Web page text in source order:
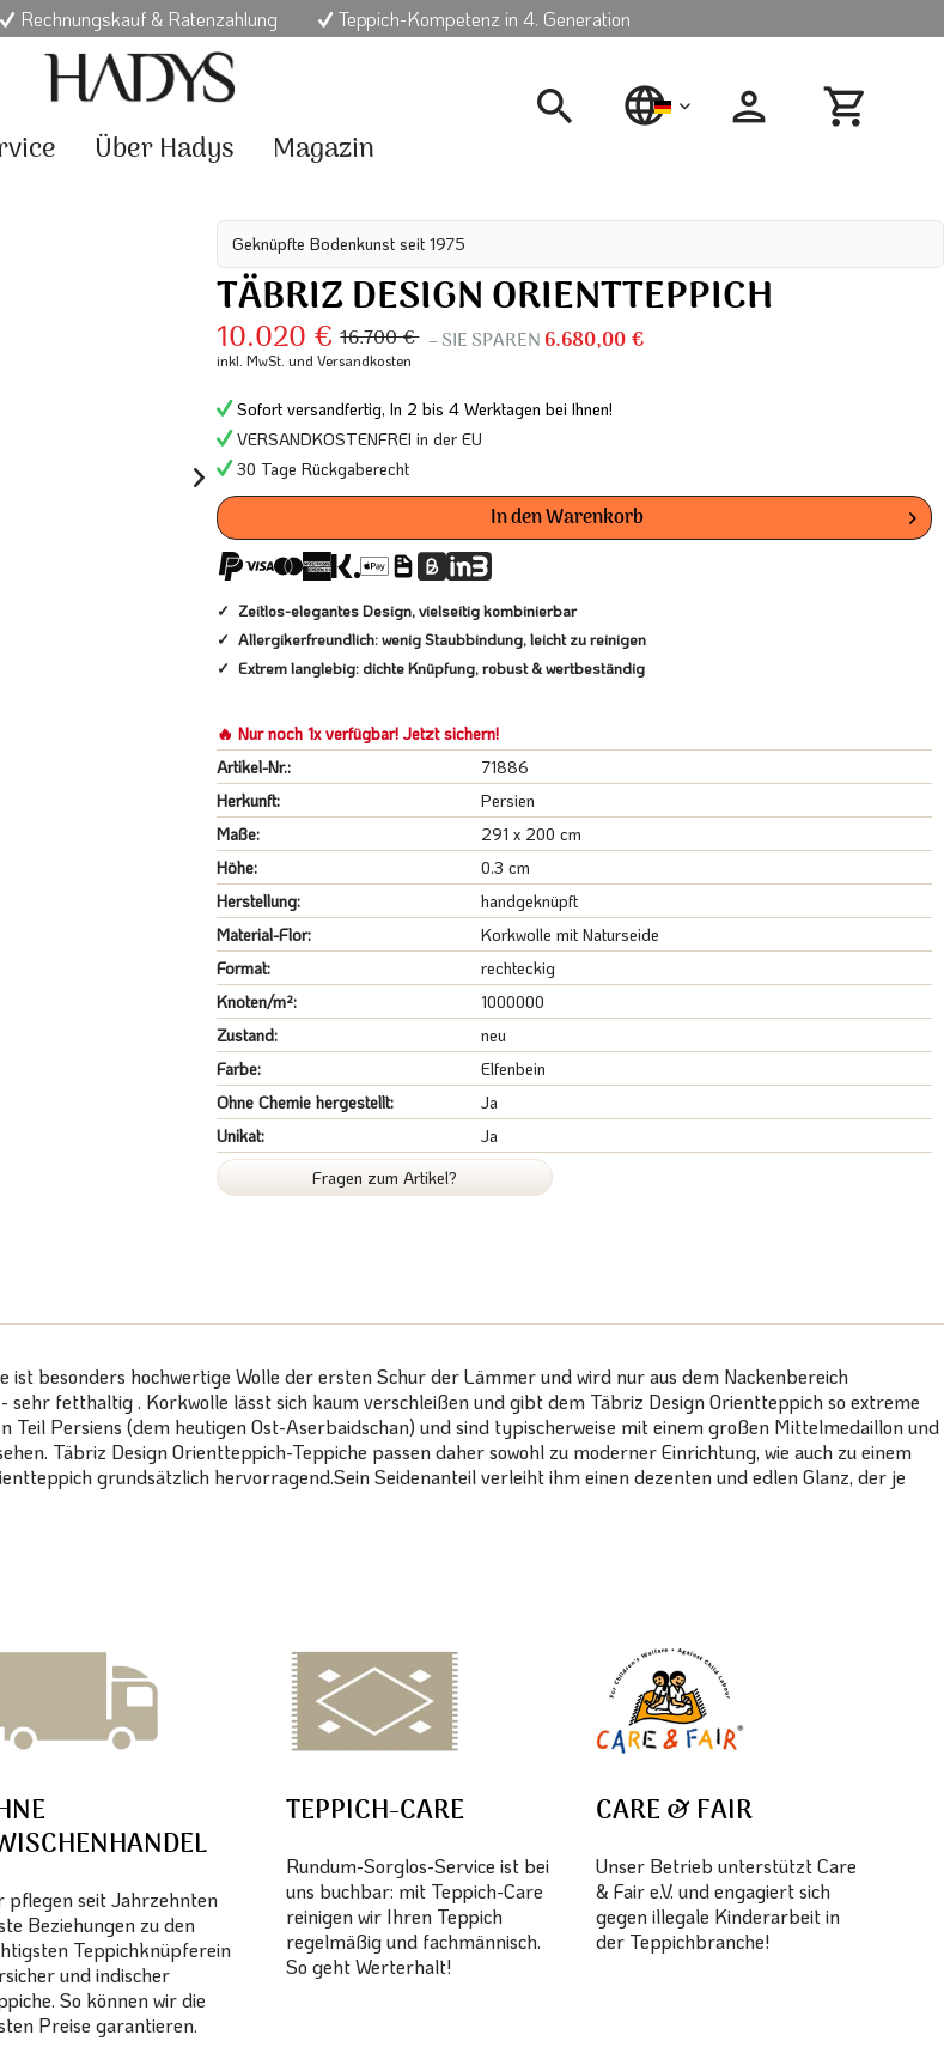
Rechnungskauf & Ratenzahlung Teppich-Kompetenz in 4. Generation
deutsch
Über Hadys Magazin
Geknüpfte Bodenkunst seit 1975
TÄBRIZ DESIGN ORIENTTEPPICH
10.020 € 16.700 € – SIE SPAREN6.680,00 €
inkl. MwSt. und Versandkosten
Sofort versandfertig, In 2 bis 4 Werktagen bei Ihnen!
VERSANDKOSTENFREI in der EU
30 Tage Rückgaberecht
In denWarenkorb
Zeitlos-elegantes Design, vielseitig kombinierbar
Allergikerfreundlich: wenig Staubbindung, leicht zu reinigen
Extrem langlebig: dichte Knüpfung, robust & wertbeständig
🔥 Nur noch 1x verfügbar! Jetzt sichern!
Artikel-Nr.:
71886
Herkunft:
Persien
Maße:
291 x 200 cm
Höhe:
0.3 cm
Herstellung:
handgeknüpft
Material-Flor:
Korkwolle mit Naturseide
Format:
rechteckig
Knoten/m²:
1000000
Zustand:
neu
Farbe:
Elfenbein
Ohne Chemie hergestellt:
Ja
Unikat:
Ja
Fragen zum Artikel?
besonders hochwertige Wolle der ersten Schur der Lämmer und wird nur aus dem Nackenbereich
sehr fetthaltig . Korkwolle lässt sich kaum verschleißen und gibt dem Täbriz Design Orientteppich so extreme
Persiens (dem heutigen Ost-Aserbaidschan) und sind typischerweise mit einem großen Mittelmedaillon und
Täbriz Design Orientteppich-Teppiche passen daher sowohl zu moderner Einrichtung, wie auch zu einem
grundsätzlich hervorragend.Sein Seidenanteil verleiht ihm einen dezenten und edlen Glanz, der je
pflegen seit Jahrzehnten
Beziehungen zu den
Teppichknüpferein
und indischer
So können wir die
Preise garantieren.
TEPPICH-CARE
Rundum-Sorglos-Service ist bei
uns buchbar: mit Teppich-Care
reinigen wir Ihren Teppich
regelmäßig und fachmännisch.
So geht Werterhalt!
CARE & FAIR
Unser Betrieb unterstützt Care
& Fair e.V. und engagiert sich
gegen illegale Kinderarbeit in
der Teppichbranche!